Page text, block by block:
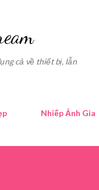
cả về thiết bị, lẫn
Nhiếp Ảnh Gia